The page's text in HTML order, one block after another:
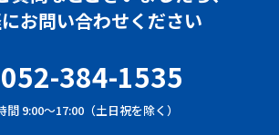
お問い合わせください
052-384-1535
間 9:00～17:00（土日祝を除く）